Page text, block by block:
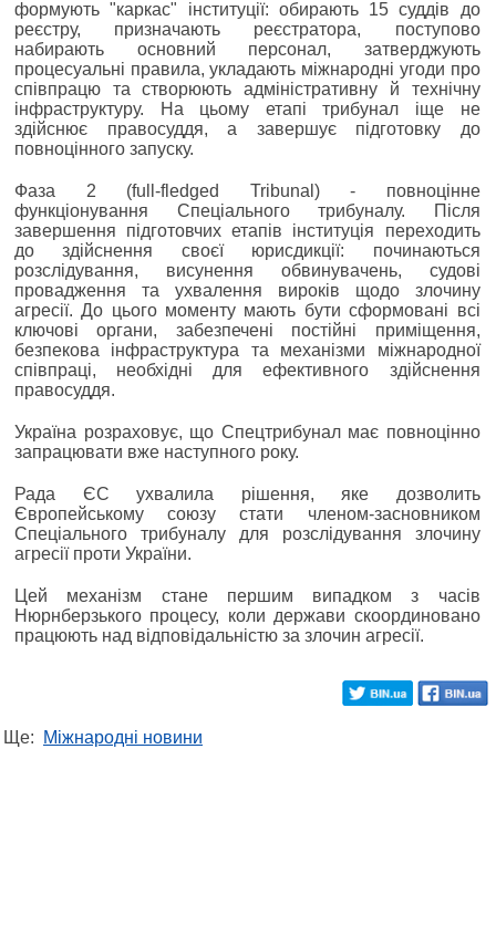
формують "каркас" інституції: обирають 15 суддів до
реєстру, призначають реєстратора, поступово
набирають основний персонал, затверджують
процесуальні правила, укладають міжнародні угоди про
співпрацю та створюють адміністративну й технічну
інфраструктуру. На цьому етапі трибунал іще не
здійснює правосуддя, а завершує підготовку до
повноцінного запуску.
Фаза 2 (full-fledged Tribunal) - повноцінне
функціонування Спеціального трибуналу. Після
завершення підготовчих етапів інституція переходить
до здійснення своєї юрисдикції: починаються
розслідування, висунення обвинувачень, судові
провадження та ухвалення вироків щодо злочину
агресії. До цього моменту мають бути сформовані всі
ключові органи, забезпечені постійні приміщення,
безпекова інфраструктура та механізми міжнародної
співпраці, необхідні для ефективного здійснення
правосуддя.
Україна розраховує, що Спецтрибунал має повноцінно
запрацювати вже наступного року.
Рада ЄС ухвалила рішення, яке дозволить
Європейському союзу стати членом-засновником
Спеціального трибуналу для розслідування злочину
агресії проти України.
Цей механізм стане першим випадком з часів
Нюрнберзького процесу, коли держави скоординовано
працюють над відповідальністю за злочин агресії.
Ще: Міжнародні новини